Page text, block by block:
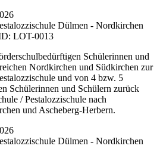
Dülmen - Nordkirchen
LOT-0013
Schülerinnen und
Nordkirchen und Südkirchen zur
und von 4 bzw. 5
Schülerinnen und Schülern zurück
/ Pestalozzischule nach
und Ascheberg-Herbern.
Dülmen - Nordkirchen